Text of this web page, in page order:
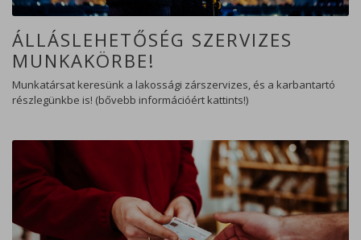
ÁLLÁSLEHETŐSÉG SZERVIZES
MUNKAKÖRBE!
Munkatársat keresünk a lakossági zárszervizes, és a karbantartó
részlegünkbe is! (bővebb információért kattints!)